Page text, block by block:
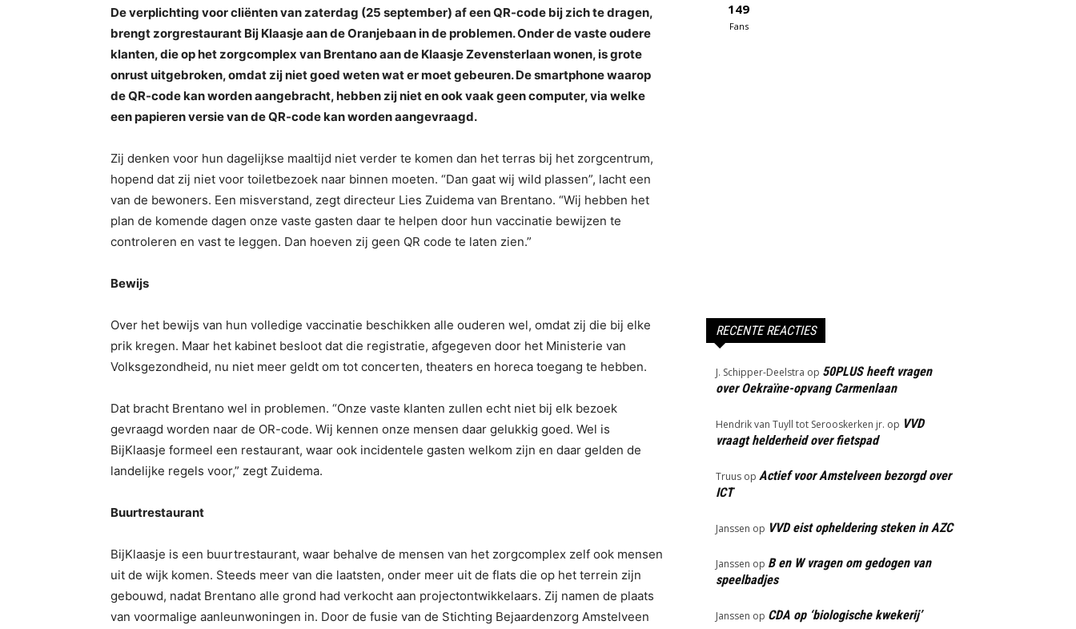
De verplichting voor cliënten van zaterdag (25 september) af een QR-code bij zich te dragen,
brengt zorgrestaurant Bij Klaasje aan de Oranjebaan in de problemen. Onder de vaste oudere
klanten, die op het zorgcomplex van Brentano aan de Klaasje Zevensterlaan wonen, is grote
onrust uitgebroken, omdat zij niet goed weten wat er moet gebeuren. De smartphone waarop
de QR-code kan worden aangebracht, hebben zij niet en ook vaak geen computer, via welke
een papieren versie van de QR-code kan worden aangevraagd.
Zij denken voor hun dagelijkse maaltijd niet verder te komen dan het terras bij het zorgcentrum,
hopend dat zij niet voor toiletbezoek naar binnen moeten. “Dan gaat wij wild plassen”, lacht een
van de bewoners. Een misverstand, zegt directeur Lies Zuidema van Brentano. “Wij hebben het
plan de komende dagen onze vaste gasten daar te helpen door hun vaccinatie bewijzen te
controleren en vast te leggen. Dan hoeven zij geen QR code te laten zien.”
Bewijs
Over het bewijs van hun volledige vaccinatie beschikken alle ouderen wel, omdat zij die bij elke
prik kregen. Maar het kabinet besloot dat die registratie, afgegeven door het Ministerie van
Volksgezondheid, nu niet meer geldt om tot concerten, theaters en horeca toegang te hebben.
Dat bracht Brentano wel in problemen. “Onze vaste klanten zullen echt niet bij elk bezoek
gevraagd worden naar de OR-code. Wij kennen onze mensen daar gelukkig goed. Wel is
BijKlaasje formeel een restaurant, waar ook incidentele gasten welkom zijn en daar gelden de
landelijke regels voor,” zegt Zuidema.
Buurtrestaurant
BijKlaasje is een buurtrestaurant, waar behalve de mensen van het zorgcomplex zelf ook mensen
uit de wijk komen. Steeds meer van die laatsten, onder meer uit de flats die op het terrein zijn
gebouwd, nadat Brentano alle grond had verkocht aan projectontwikkelaars. Zij namen de plaats
van voormalige aanleunwoningen in. Door de fusie van de Stichting Bejaardenzorg Amstelveen
149
Fans
RECENTE REACTIES
J. Schipper-Deelstra op 50PLUS heeft vragen
over Oekraïne-opvang Carmenlaan
Hendrik van Tuyll tot Serooskerken jr. op VVD
vraagt helderheid over fietspad
Truus op Actief voor Amstelveen bezorgd over
ICT
Janssen op VVD eist opheldering steken in AZC
Janssen op B en W vragen om gedogen van
speelbadjes
Janssen op CDA op ‘biologische kwekerij’